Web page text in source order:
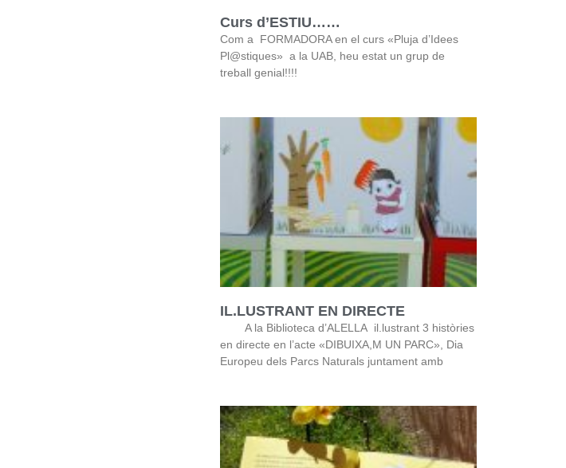
Curs d’ESTIU……
Com a FORMADORA en el curs «Pluja d’Idees
Pl@stiques» a la UAB, heu estat un grup de
treball genial!!!!
IL.LUSTRANT EN DIRECTE
A la Biblioteca d’ALELLA il.lustrant 3 històries
en directe en l’acte «DIBUIXA,M UN PARC», Dia
Europeu dels Parcs Naturals juntament amb